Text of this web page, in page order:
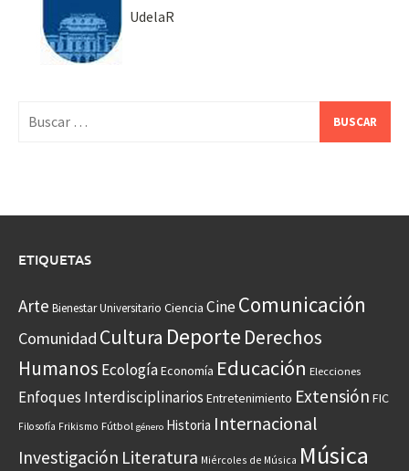
UdelaR
ETIQUETAS
Arte Bienestar Universitario Ciencia CineComunicación
Comunidad Cultura Deporte Derechos
Humanos EcologíaEconomía Educación Elecciones
Enfoques Interdisciplinarios Entretenimiento Extensión FIC
Filosofía Frikismo Fútbol género Historia Internacional
Investigación Literatura Miércoles de Música Música